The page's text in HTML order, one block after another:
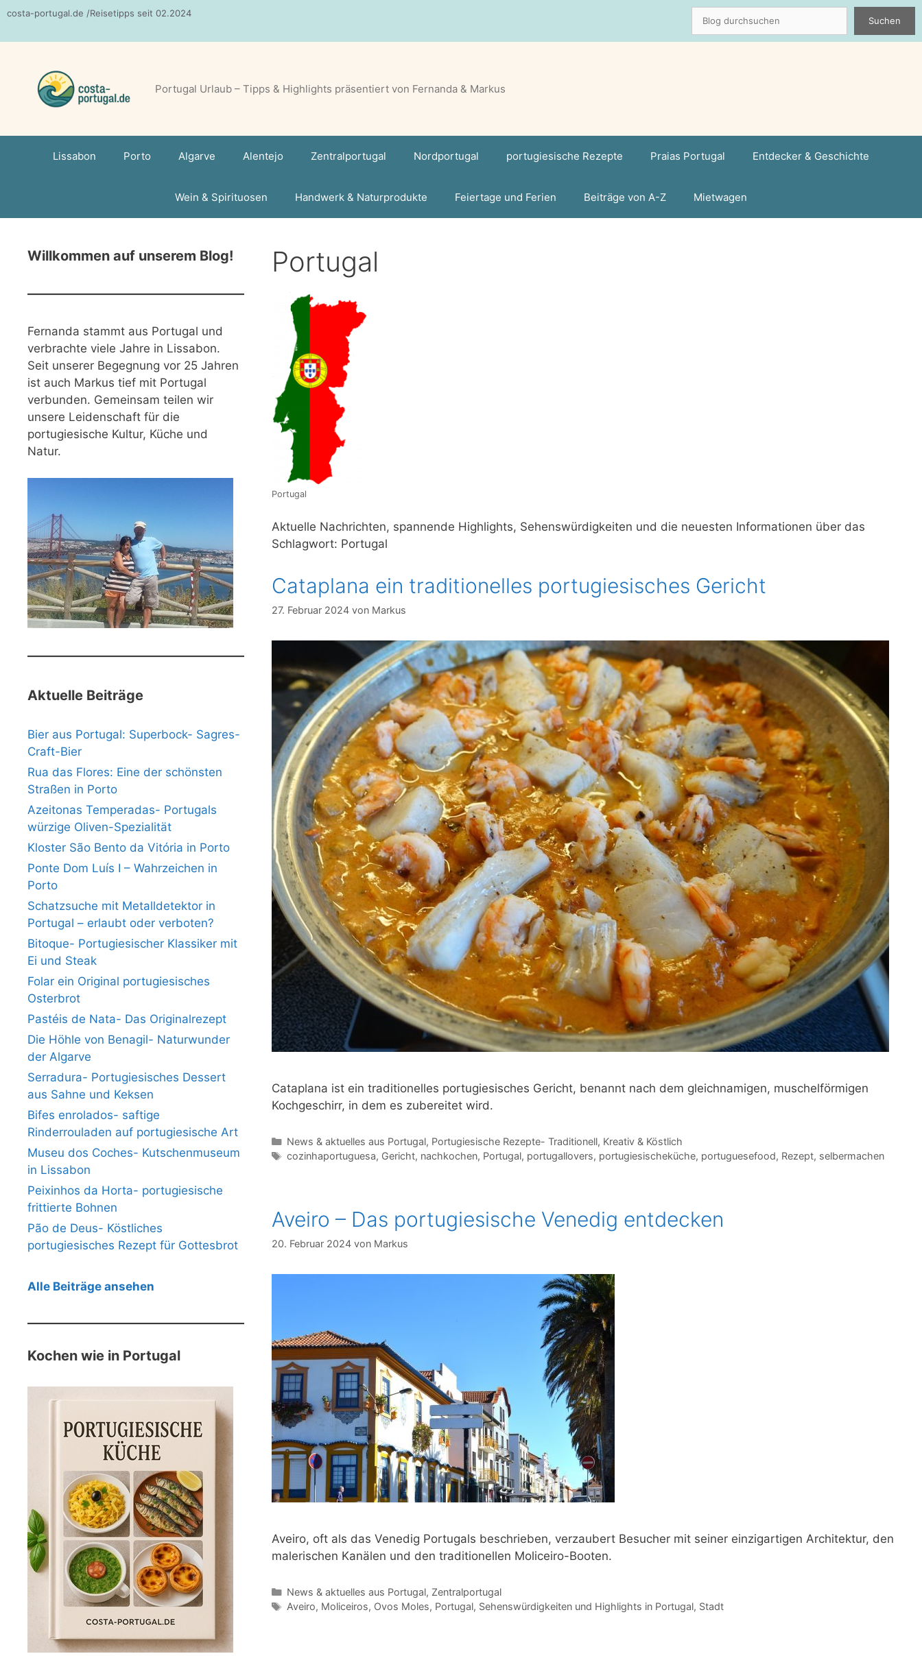
Zum
springen
costa-portugal.de /Reisetipps seit 02.2024
Suchen
Portugal Urlaub – Tipps & Highlights präsentiert von Fernanda & Markus
Lissabon Porto Algarve Alentejo Zentralportugal Nordportugal portugiesische Rezepte Praias Portugal Entdecker & Geschichte
Wein & Spirituosen Handwerk & Naturprodukte Feiertage und Ferien Beiträge von A-Z Mietwagen
Portugal
Portugal
Aktuelle Nachrichten, spannende Highlights, Sehenswürdigkeiten und die neuesten Informationen über das
Schlagwort: Portugal
Cataplana ein traditionelles portugiesisches Gericht
27. Februar 2024 von Markus
Cataplana ist ein traditionelles portugiesisches Gericht, benannt nach dem gleichnamigen, muschelförmigen
Kochgeschirr, in dem es zubereitet wird.
Kategorien
News & aktuelles aus Portugal, Portugiesische Rezepte- Traditionell, Kreativ & Köstlich
Schlagwörter
cozinhaportuguesa, Gericht, nachkochen, Portugal, portugallovers, portugiesischeküche, portuguesefood, Rezept, selbermachen
Aveiro – Das portugiesische Venedig entdecken
20. Februar 2024 von Markus
Aveiro, oft als das Venedig Portugals beschrieben, verzaubert Besucher mit seiner einzigartigen Architektur, den
malerischen Kanälen und den traditionellen Moliceiro-Booten.
Kategorien
News & aktuelles aus Portugal, Zentralportugal
Schlagwörter
Aveiro, Moliceiros, Ovos Moles, Portugal, Sehenswürdigkeiten und Highlights in Portugal, Stadt
Willkommen auf unserem Blog!
Fernanda stammt aus Portugal und
verbrachte viele Jahre in Lissabon.
Seit unserer Begegnung vor 25 Jahren
ist auch Markus tief mit Portugal
verbunden. Gemeinsam teilen wir
unsere Leidenschaft für die
portugiesische Kultur, Küche und
Natur.
Aktuelle Beiträge
Bier aus Portugal: Superbock- Sagres-
Craft-Bier
Rua das Flores: Eine der schönsten
Straßen in Porto
Azeitonas Temperadas- Portugals
würzige Oliven-Spezialität
Kloster São Bento da Vitória in Porto
Ponte Dom Luís I – Wahrzeichen in
Porto
Schatzsuche mit Metalldetektor in
Portugal – erlaubt oder verboten?
Bitoque- Portugiesischer Klassiker mit
Ei und Steak
Folar ein Original portugiesisches
Osterbrot
Pastéis de Nata- Das Originalrezept
Die Höhle von Benagil- Naturwunder
der Algarve
Serradura- Portugiesisches Dessert
aus Sahne und Keksen
Bifes enrolados- saftige
Rinderrouladen auf portugiesische Art
Museu dos Coches- Kutschenmuseum
in Lissabon
Peixinhos da Horta- portugiesische
frittierte Bohnen
Pão de Deus- Köstliches
portugiesisches Rezept für Gottesbrot
Alle Beiträge ansehen
Kochen wie in Portugal